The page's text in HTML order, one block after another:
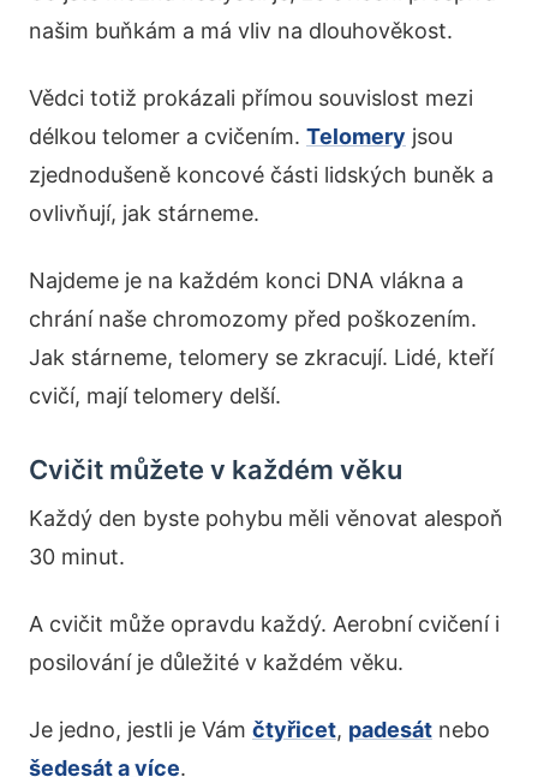
našim buňkám a má vliv na dlouhověkost.
Vědci totiž prokázali přímou souvislost mezi
délkou telomer a cvičením. Telomery jsou
zjednodušeně koncové části lidských buněk a
ovlivňují, jak stárneme.
Najdeme je na každém konci DNA vlákna a
chrání naše chromozomy před poškozením.
Jak stárneme, telomery se zkracují. Lidé, kteří
cvičí, mají telomery delší.
Cvičit můžete v každém věku
Každý den byste pohybu měli věnovat alespoň
30 minut.
A cvičit může opravdu každý. Aerobní cvičení i
posilování je důležité v každém věku.
Je jedno, jestli je Vám čtyřicet, padesát nebo
šedesát a více.